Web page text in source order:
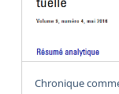
Chronique